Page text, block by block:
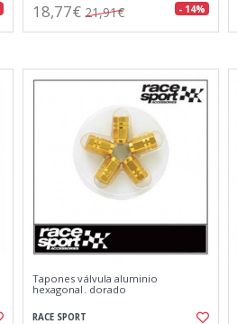
18,77€ 21,91€ - 14%
Tapones válvula aluminio
hexagonal. dorado
RACE SPORT